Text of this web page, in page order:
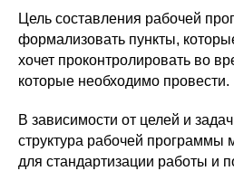
Цель составления рабочей
формализовать пункты,
хочет проконтролировать во
которые необходимо провести.
В зависимости от целей и
структура рабочей программы
для стандартизации работы и